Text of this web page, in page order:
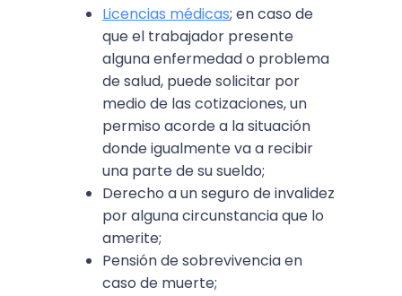
Licencias médicas; en caso de
que el trabajador presente
alguna enfermedad o problema
de salud, puede solicitar por
medio de las cotizaciones, un
permiso acorde a la situación
donde igualmente va a recibir
una parte de su sueldo;
Derecho a un seguro de invalidez
por alguna circunstancia que lo
amerite;
Pensión de sobrevivencia en
caso de muerte;